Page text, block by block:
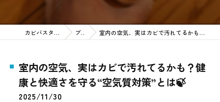
カビバスターズ仙台HOME ブログ 室内の空気、実はカビで汚れてるかも？健康と快適さを守る“空気質対策”とは🍃
室内の空気、実はカビで汚れてるかも？健
康と快適さを守る“空気質対策”とは🍃
2025/11/30